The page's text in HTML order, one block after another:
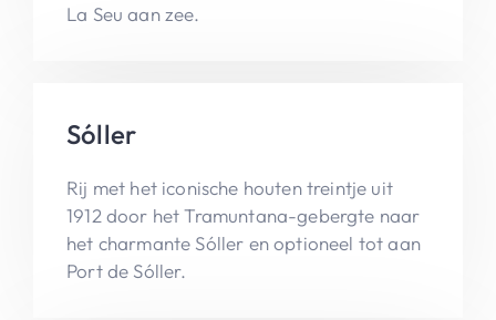
La Seu aan zee.
Sóller
Rij met het iconische houten treintje uit
1912 door het Tramuntana-gebergte naar
het charmante Sóller en optioneel tot aan
Port de Sóller.